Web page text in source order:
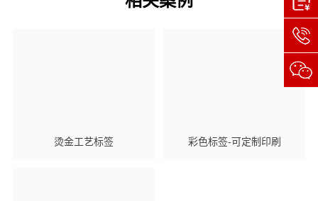
烫金工艺标签 彩色标签-可定制印刷